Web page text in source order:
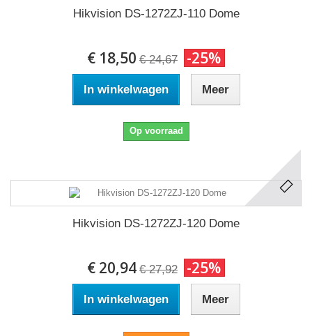
Hikvision DS-1272ZJ-110 Dome
€ 18,50 € 24,67 -25%
In winkelwagen Meer
Op voorraad
Hikvision DS-1272ZJ-120 Dome
€ 20,94 € 27,92 -25%
In winkelwagen Meer